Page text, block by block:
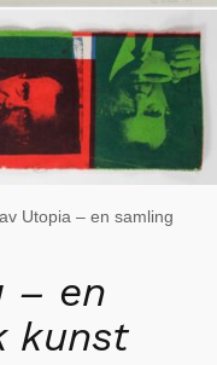
Utopia – en samling
– en
kunst